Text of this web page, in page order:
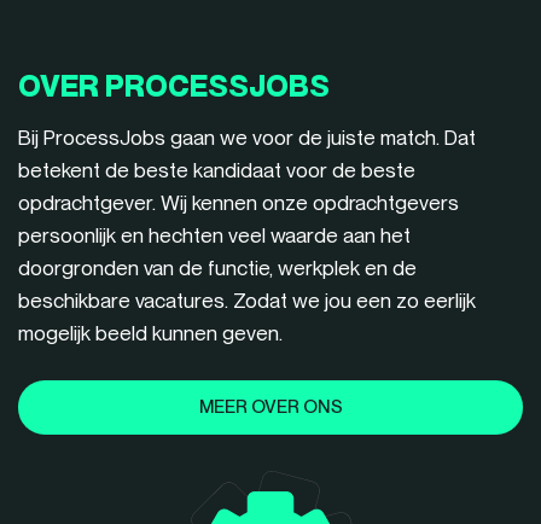
OVER PROCESSJOBS
Bij ProcessJobs gaan we voor de juiste match. Dat
betekent de beste kandidaat voor de beste
opdrachtgever. Wij kennen onze opdrachtgevers
persoonlijk en hechten veel waarde aan het
doorgronden van de functie, werkplek en de
beschikbare vacatures. Zodat we jou een zo eerlijk
mogelijk beeld kunnen geven.
MEER OVER ONS